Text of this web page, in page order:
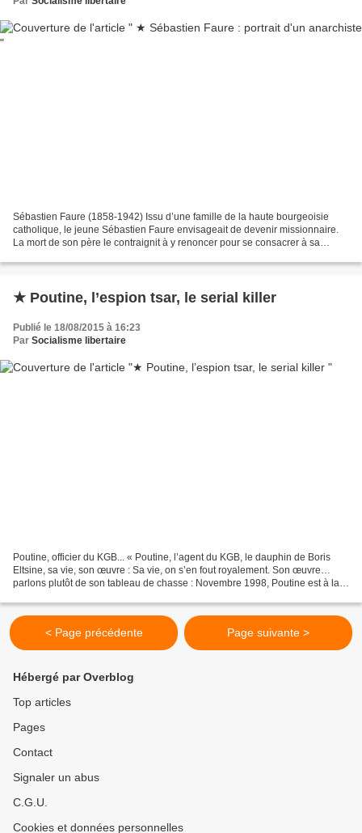
Sébastien Faure (1858-1942) Issu d’une famille de la haute bourgeoisie
catholique, le jeune Sébastien Faure envisageait de devenir missionnaire.
La mort de son père le contraignit à y renoncer pour se consacrer à sa
★ Poutine, l’espion tsar, le serial killer
Publié le 18/08/2015 à 16:23
Par Socialisme libertaire
Poutine, officier du KGB... « Poutine, l’agent du KGB, le dauphin de Boris
Eltsine, sa vie, son œuvre : Sa vie, on s’en fout royalement. Son œuvre…
parlons plutôt de son tableau de chasse : Novembre 1998, Poutine est à la
< Page précédente Page suivante >
Hébergé par Overblog
Top articles
Pages
Contact
Signaler un abus
C.G.U.
Cookies et données personnelles